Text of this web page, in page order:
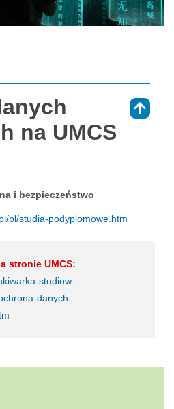
na UMCS
i bezpieczeństwo
pl/studia-podyplomowe.htm
stronie UMCS:
studiow-
danych-